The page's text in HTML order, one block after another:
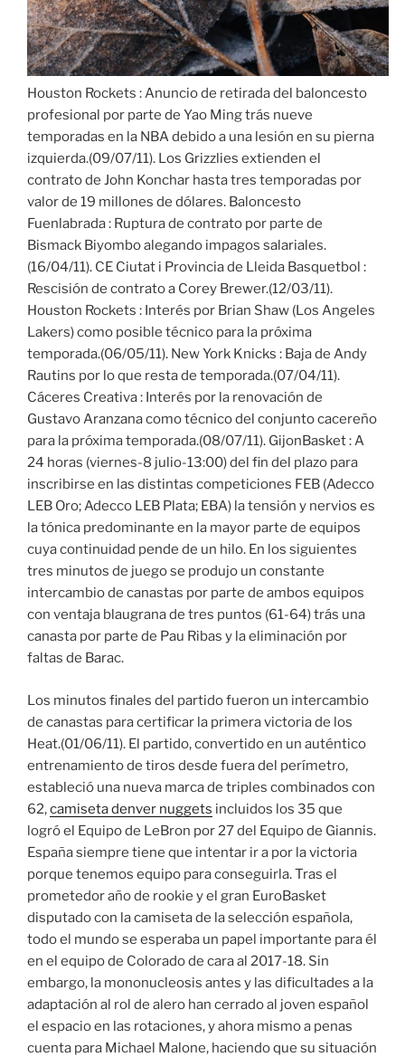
Houston Rockets : Anuncio de retirada del baloncesto
profesional por parte de Yao Ming trás nueve
temporadas en la NBA debido a una lesión en su pierna
izquierda.(09/07/11). Los Grizzlies extienden el
contrato de John Konchar hasta tres temporadas por
valor de 19 millones de dólares. Baloncesto
Fuenlabrada : Ruptura de contrato por parte de
Bismack Biyombo alegando impagos salariales.
(16/04/11). CE Ciutat i Provincia de Lleida Basquetbol :
Rescisión de contrato a Corey Brewer.(12/03/11).
Houston Rockets : Interés por Brian Shaw (Los Angeles
Lakers) como posible técnico para la próxima
temporada.(06/05/11). New York Knicks : Baja de Andy
Rautins por lo que resta de temporada.(07/04/11).
Cáceres Creativa : Interés por la renovación de
Gustavo Aranzana como técnico del conjunto cacereño
para la próxima temporada.(08/07/11). GijonBasket : A
24 horas (viernes-8 julio-13:00) del fin del plazo para
inscribirse en las distintas competiciones FEB (Adecco
LEB Oro; Adecco LEB Plata; EBA) la tensión y nervios es
la tónica predominante en la mayor parte de equipos
cuya continuidad pende de un hilo. En los siguientes
tres minutos de juego se produjo un constante
intercambio de canastas por parte de ambos equipos
con ventaja blaugrana de tres puntos (61-64) trás una
canasta por parte de Pau Ribas y la eliminación por
faltas de Barac.
Los minutos finales del partido fueron un intercambio
de canastas para certificar la primera victoria de los
Heat.(01/06/11). El partido, convertido en un auténtico
entrenamiento de tiros desde fuera del perímetro,
estableció una nueva marca de triples combinados con
62,camiseta denver nuggets incluidos los 35 que
logró el Equipo de LeBron por 27 del Equipo de Giannis.
España siempre tiene que intentar ir a por la victoria
porque tenemos equipo para conseguirla. Tras el
prometedor año de rookie y el gran EuroBasket
disputado con la camiseta de la selección española,
todo el mundo se esperaba un papel importante para él
en el equipo de Colorado de cara al 2017-18. Sin
embargo, la mononucleosis antes y las dificultades a la
adaptación al rol de alero han cerrado al joven español
el espacio en las rotaciones, y ahora mismo a penas
cuenta para Michael Malone, haciendo que su situación